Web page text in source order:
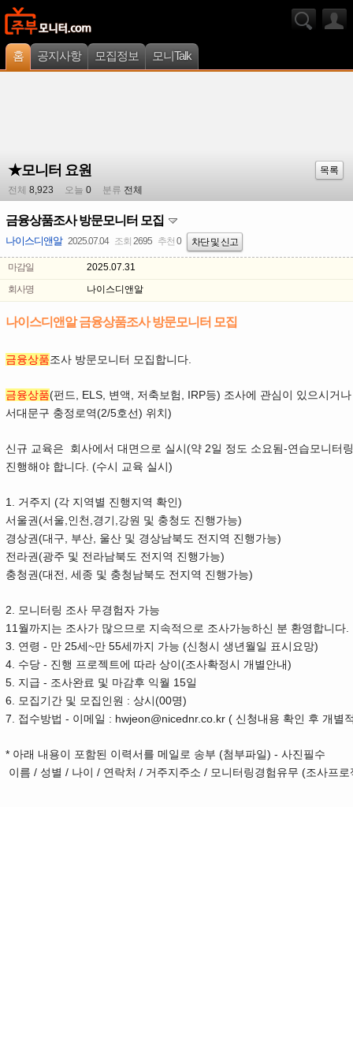
홈 공지사항 모집정보 모니Talk
★모니터 요원
목록
전체 8,923 오늘 0 분류 전체
금융상품조사 방문모니터 모집
나이스디앤알 2025.07.04 조회 2695 추천 0 차단 및 신고
마감일
2025.07.31
회사명
나이스디앤알
나이스디앤알 금융상품조사 방문모니터 모집
금융상품조사 방문모니터 모집합니다.
금융상품(펀드, ELS, 변액, 저축보험, IRP등) 조사에 관심이 있으시거
서대문구 충정로역(2/5호선) 위치)
신규 교육은 회사에서 대면으로 실시(약 2일 정도 소요됨-연습모니터
진행해야 합니다. (수시 교육 실시)
1. 거주지 (각 지역별 진행지역 확인)
서울권(서울,인천,경기,강원 및 충청도 진행가능)
경상권(대구, 부산, 울산 및 경상남북도 전지역 진행가능)
전라권(광주 및 전라남북도 전지역 진행가능)
충청권(대전, 세종 및 충청남북도 전지역 진행가능)
2. 모니터링 조사 무경험자 가능
11월까지는 조사가 많으므로 지속적으로 조사가능하신 분 환영합니다.
3. 연령 - 만 25세~만 55세까지 가능 (신청시 생년월일 표시요망)
4. 수당 - 진행 프로젝트에 따라 상이(조사확정시 개별안내)
5. 지급 - 조사완료 및 마감후 익월 15일
6. 모집기간 및 모집인원 : 상시(00명)
7. 접수방법 - 이메일 : hwjeon@nicednr.co.kr ( 신청내용 확인 후 개별
* 아래 내용이 포함된 이력서를 메일로 송부 (첨부파일) - 사진필수
이름 / 성별 / 나이 / 연락처 / 거주지주소 / 모니터링경험유무 (조사프